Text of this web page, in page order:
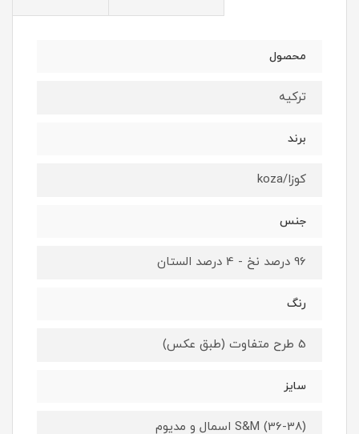
محصول
ترکیه
برند
کوزا/koza
جنس
96 درصد نخ - 4 درصد الستان
رنگ
5 طرح متفاوت (طبق عکس)
سایز
S&M (36-38) اسمال و مدیوم